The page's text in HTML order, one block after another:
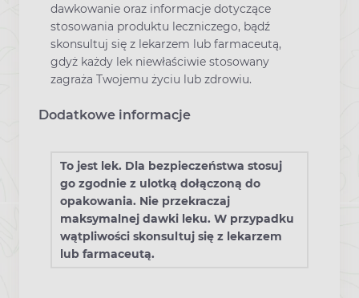
dawkowanie oraz informacje dotyczące
stosowania produktu leczniczego, bądź
skonsultuj się z lekarzem lub farmaceutą,
gdyż każdy lek niewłaściwie stosowany
zagraża Twojemu życiu lub zdrowiu.
Dodatkowe informacje
To jest lek. Dla bezpieczeństwa stosuj
go zgodnie z ulotką dołączoną do
opakowania. Nie przekraczaj
maksymalnej dawki leku. W przypadku
wątpliwości skonsultuj się z lekarzem
lub farmaceutą.